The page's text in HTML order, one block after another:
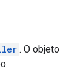
. O objeto